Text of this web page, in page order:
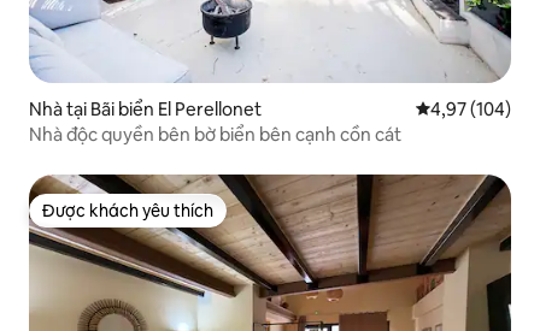
Nhà tại Bãi biển El Perellonet Xếp hạng
4,97 (104)
Nhà độc quyền bên bờ biển bên cạnh cồn cát
Được khách yêu thích
Được khách yêu thích